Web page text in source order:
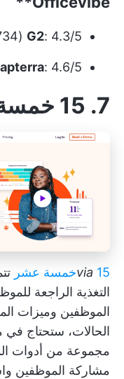
G2: 4.3/5 (734 تقييم)
: 4.6/5 (51 مراجعة)
7. 15 خمسة عشر
via 15خمسة عشر
التغذية الراجعة
الموظفين وميزات
الحالات، ستحتاج في
مجموعة من أدوات
مشاركة الموظفين